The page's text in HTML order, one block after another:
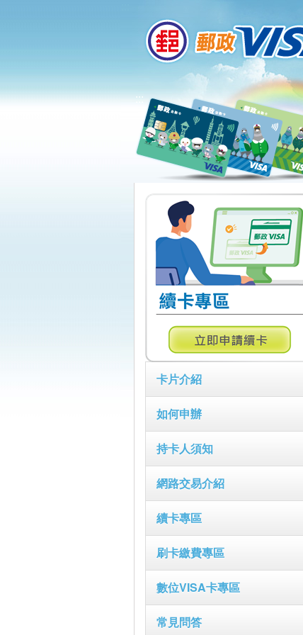
:::
卡片介紹
如何申辦
持卡人須知
網路交易介紹
續卡專區
刷卡繳費專區
數位VISA卡專區
常見問答